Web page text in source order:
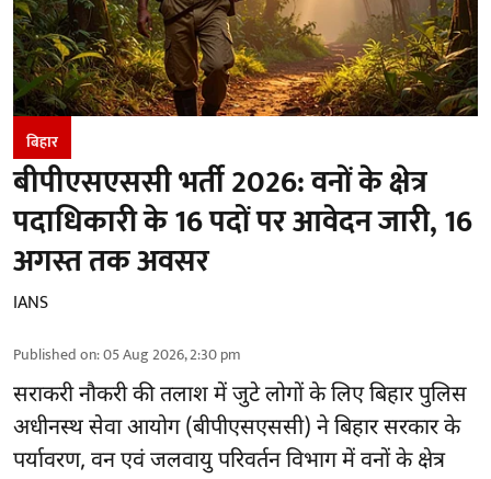
बिहार
बीपीएसएससी भर्ती 2026: वनों के क्षेत्र
पदाधिकारी के 16 पदों पर आवेदन जारी, 16
अगस्त तक अवसर
IANS
Published on:05 Aug 2026, 2:30 pm
सराकरी नौकरी की तलाश में जुटे लोगों के लिए बिहार पुलिस
अधीनस्थ सेवा आयोग (बीपीएसएससी) ने बिहार सरकार के
पर्यावरण, वन एवं जलवायु परिवर्तन विभाग में वनों के क्षेत्र